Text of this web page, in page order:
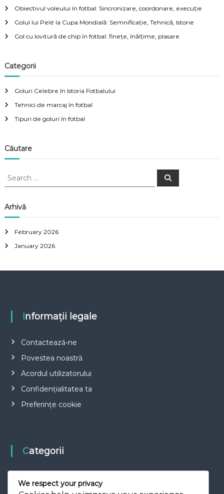
v
i
a
t
i
o
Obiectivul voleului în fotbal: Sincronizare, coordonare, execuție
Golul lui Pelé la Cupa Mondială: Semnificație, Tehnică, Istorie
Gol cu lovitură de chip în fotbal: finețe, înălțime, plasare
Categorii
Goluri Celebre în Istoria Fotbalului
Tehnici de marcaj în fotbal
Tipuri de goluri în fotbal
Căutare
S
r
c
f
o
S
Arhivă
February 2026
January 2026
Informații legale
Contactează-ne
Povestea noastră
Acordul utilizatorului
Confidențialitatea ta
Preferințe cookie
Categorii
We respect your privacy